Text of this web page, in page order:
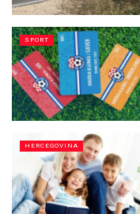
SPORT
HERCEGOVINA